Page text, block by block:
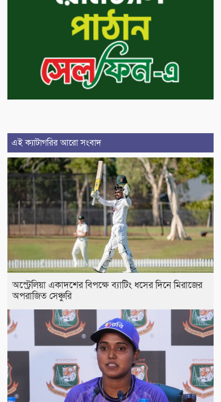
এই ক্যাটাগরির আরো সংবাদ
অস্ট্রেলিয়া একাদশের বিপক্ষে ব্যাটিং ধসের দিনে মিরাজের
অপরাজিত সেঞ্চুরি